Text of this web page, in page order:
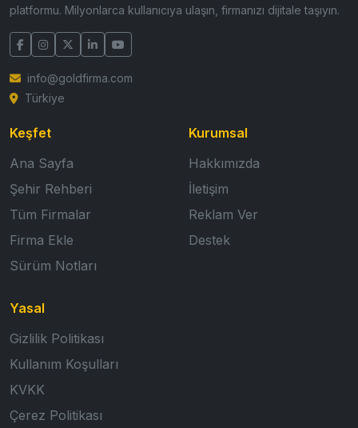
platformu. Milyonlarca kullanıcıya ulaşın, firmanızı dijitale taşıyın.
info@goldfirma.com
Türkiye
Keşfet
Ana Sayfa
Şehir Rehberi
Tüm Firmalar
Firma Ekle
Sürüm Notları
Kurumsal
Hakkımızda
İletişim
Reklam Ver
Destek
Yasal
Gizlilik Politikası
Kullanım Koşulları
KVKK
Çerez Politikası